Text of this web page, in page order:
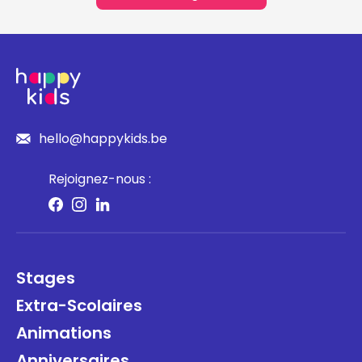
Namur
Oost-Vlaanderen
Vlaams-Brabant
0
hello@happykids.be
Rejoignez-nous :
Stages
Extra-Scolaires
Animations